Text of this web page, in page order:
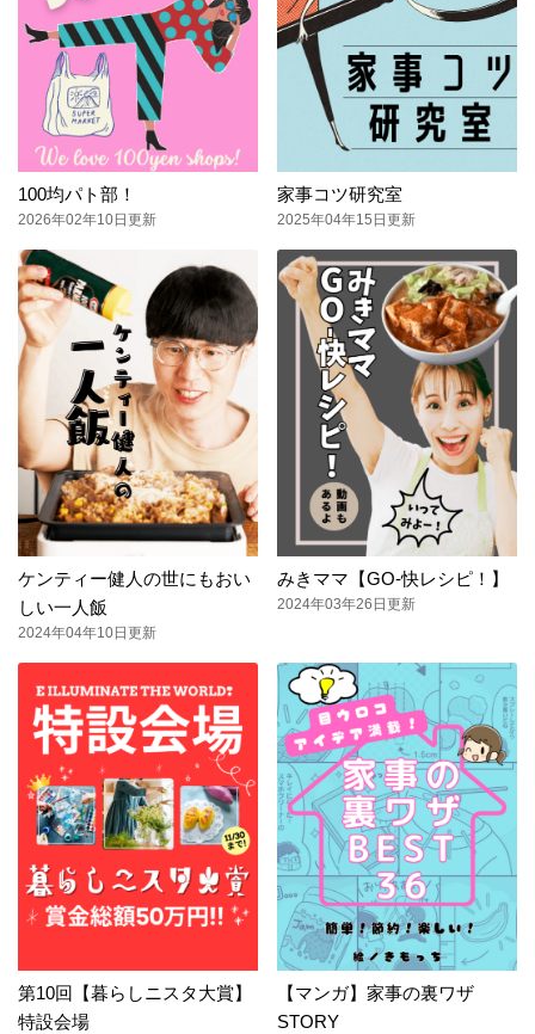
100均パト部！
2026年02年10日更新
家事コツ研究室
2025年04年15日更新
ケンティー健人の世にもおい
しい一人飯
2024年04年10日更新
みきママ【GO-快レシピ！】
2024年03年26日更新
第10回【暮らしニスタ大賞】
特設会場
【マンガ】家事の裏ワザ
STORY